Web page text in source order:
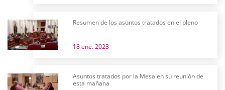
Resumen de los asuntos tratados en el pleno
18 ene. 2023
Asuntos tratados por la Mesa en su reunión de
esta mañana